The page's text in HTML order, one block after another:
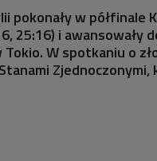
do wody
pokonały w półfinale
25:16) i awansowały
W spotkaniu o